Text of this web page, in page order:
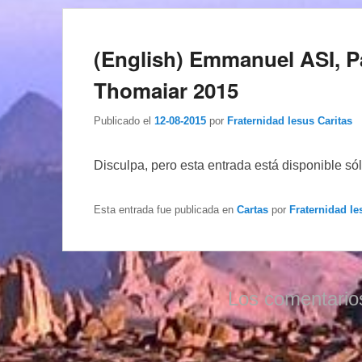
(English) Emmanuel ASI,
Thomaiar 2015
Publicado el 12-08-2015 por Fraternidad Iesus Caritas
Disculpa, pero esta entrada está disponible
Esta entrada fue publicada en Cartas por Fraternidad
Los